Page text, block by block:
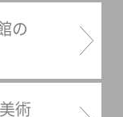
の
術